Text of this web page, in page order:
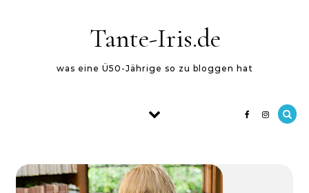
Tante-Iris.de
was eine Ü50-Jährige so zu bloggen hat